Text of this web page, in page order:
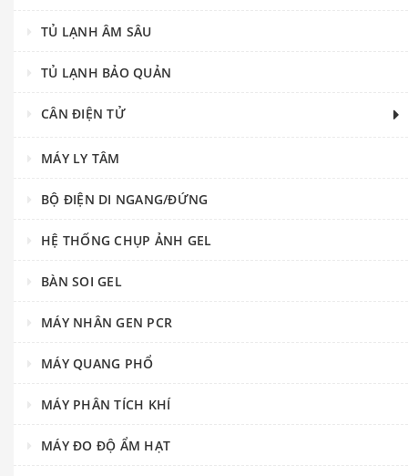
TỦ LẠNH ÂM SÂU
TỦ LẠNH BẢO QUẢN
CÂN ĐIỆN TỬ
MÁY LY TÂM
BỘ ĐIỆN DI NGANG/ĐỨNG
HỆ THỐNG CHỤP ẢNH GEL
BÀN SOI GEL
MÁY NHÂN GEN PCR
MÁY QUANG PHỔ
MÁY PHÂN TÍCH KHÍ
MÁY ĐO ĐỘ ẨM HẠT